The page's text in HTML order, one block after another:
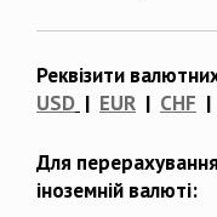
Реквізити
USD | EUR | CHF |
Для
іноземній валюті: